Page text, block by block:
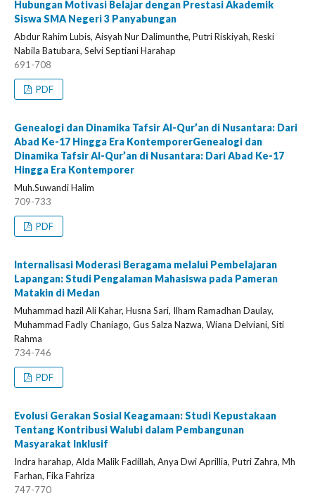
Hubungan Motivasi Belajar dengan Prestasi Akademik
Siswa SMA Negeri 3 Panyabungan
Abdur Rahim Lubis, Aisyah Nur Dalimunthe, Putri Riskiyah, Reski
Nabila Batubara, Selvi Septiani Harahap
691-708
PDF
Genealogi dan Dinamika Tafsir Al-Qur’an di Nusantara: Dari
Abad Ke-17 Hingga Era KontemporerGenealogi dan
Dinamika Tafsir Al-Qur’an di Nusantara: Dari Abad Ke-17
Hingga Era Kontemporer
Muh.Suwandi Halim
709-733
PDF
Internalisasi Moderasi Beragama melalui Pembelajaran
Lapangan: Studi Pengalaman Mahasiswa pada Pameran
Matakin di Medan
Muhammad hazil Ali Kahar, Husna Sari, Ilham Ramadhan Daulay,
Muhammad Fadly Chaniago, Gus Salza Nazwa, Wiana Delviani, Siti
Rahma
734-746
PDF
Evolusi Gerakan Sosial Keagamaan: Studi Kepustakaan
Tentang Kontribusi Walubi dalam Pembangunan
Masyarakat Inklusif
Indra harahap, Alda Malik Fadillah, Anya Dwi Aprillia, Putri Zahra, Mh
Farhan, Fika Fahriza
747-770